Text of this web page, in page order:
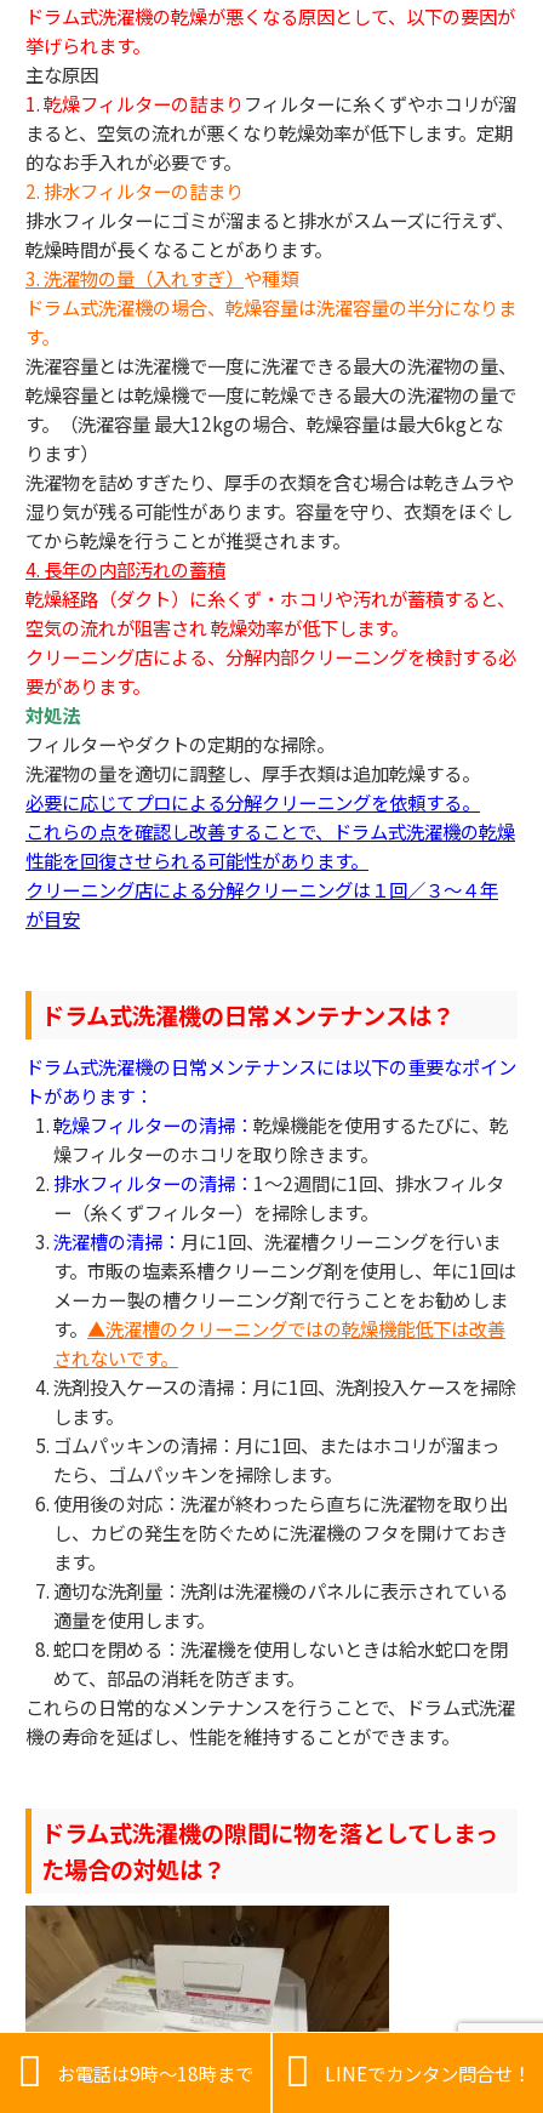
ドラム式洗濯機の乾燥が悪くなる原因として、以下の要因が
挙げられます。
主な原因
1. 乾燥フィルターの詰まりフィルターに糸くずやホコリが溜
まると、空気の流れが悪くなり乾燥効率が低下します。定期
的なお手入れが必要です。
2. 排水フィルターの詰まり
排水フィルターにゴミが溜まると排水がスムーズに行えず、
乾燥時間が長くなることがあります。
3.洗濯物の量（入れすぎ） や種類
ドラム式洗濯機の場合、乾燥容量は洗濯容量の半分になりま
す。
洗濯容量とは洗濯機で一度に洗濯できる最大の洗濯物の量、
乾燥容量とは乾燥機で一度に乾燥できる最大の洗濯物の量で
す。（洗濯容量 最大12kgの場合、乾燥容量は最大6kgとな
ります）
洗濯物を詰めすぎたり、厚手の衣類を含む場合は乾きムラや
湿り気が残る可能性があります。容量を守り、衣類をほぐし
てから乾燥を行うことが推奨されます。
4. 長年の内部汚れの蓄積
乾燥経路（ダクト）に糸くず・ホコリや汚れが蓄積すると、
空気の流れが阻害され 乾燥効率が低下します。
クリーニング店による、分解内部クリーニングを検討する必
要があります。
対処法
フィルターやダクトの定期的な掃除。
洗濯物の量を適切に調整し、厚手衣類は追加乾燥する。
必要に応じてプロによる分解クリーニングを依頼する。
これらの点を確認し改善することで、ドラム式洗濯機の乾燥
性能を回復させられる可能性があります。
クリーニング店による分解クリーニングは１回／３～４年
が目安
ドラム式洗濯機の日常メンテナンスは？
ドラム式洗濯機の日常メンテナンスには以下の重要なポイン
トがあります：
乾燥フィルターの清掃：乾燥機能を使用するたびに、乾
燥フィルターのホコリを取り除きます。
排水フィルターの清掃： 1〜2週間に1回、排水フィルタ
ー（糸くずフィルター）を掃除します。
洗濯槽の清掃： 月に1回、洗濯槽クリーニングを行いま
す。市販の塩素系槽クリーニング剤を使用し、年に1回は
メーカー製の槽クリーニング剤で行うことをお勧めしま
す。 ▲洗濯槽のクリーニングではの乾燥機能低下は改善
されないです。
洗剤投入ケースの清掃：月に1回、洗剤投入ケースを掃除
します。
ゴムパッキンの清掃：月に1回、またはホコリが溜まっ
たら、ゴムパッキンを掃除します。
使用後の対応：洗濯が終わったら直ちに洗濯物を取り出
し、カビの発生を防ぐために洗濯機のフタを開けておき
ます。
適切な洗剤量：洗剤は洗濯機のパネルに表示されている
適量を使用します。
蛇口を閉める：洗濯機を使用しないときは給水蛇口を閉
めて、部品の消耗を防ぎます。
これらの日常的なメンテナンスを行うことで、ドラム式洗濯
機の寿命を延ばし、性能を維持することができます。
ドラム式洗濯機の隙間に物を落としてしまっ
た場合の対処は？
 お電話は9時～18時まで  LINEでカンタン問合せ！